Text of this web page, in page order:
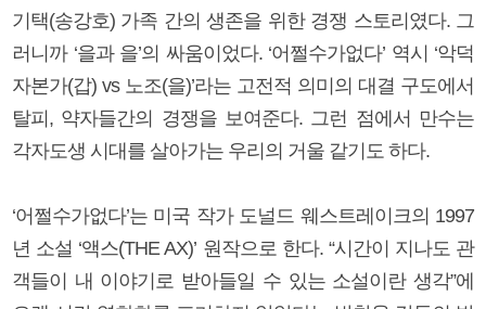
기택(송강호) 가족 간의 생존을 위한 경쟁 스토리였다. 그
러니까 ‘을과 을’의 싸움이었다. ‘어쩔수가없다’ 역시 ‘악덕
자본가(갑) vs 노조(을)’라는 고전적 의미의 대결 구도에서
탈피, 약자들간의 경쟁을 보여준다. 그런 점에서 만수는
각자도생 시대를 살아가는 우리의 거울 같기도 하다.
‘어쩔수가없다’는 미국 작가 도널드 웨스트레이크의 1997
년 소설 ‘액스(THE AX)’ 원작으로 한다. “시간이 지나도 관
객들이 내 이야기로 받아들일 수 있는 소설이란 생각”에